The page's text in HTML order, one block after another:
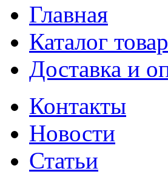
Главная
Каталог
Доставка и
Контакты
Новости
Статьи